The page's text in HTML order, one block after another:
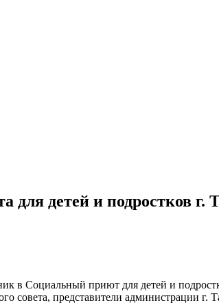
детей и подростков г.
в Социальный приют для детей и
совета, представители администрации г.